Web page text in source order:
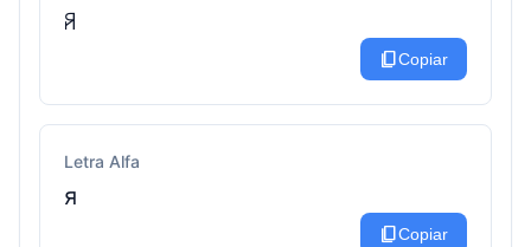
ꋪ
content_copyCopiar
Letra Alfa
я
content_copyCopiar